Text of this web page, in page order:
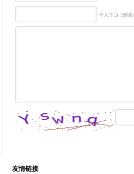
个人主页 (选填)
友情链接